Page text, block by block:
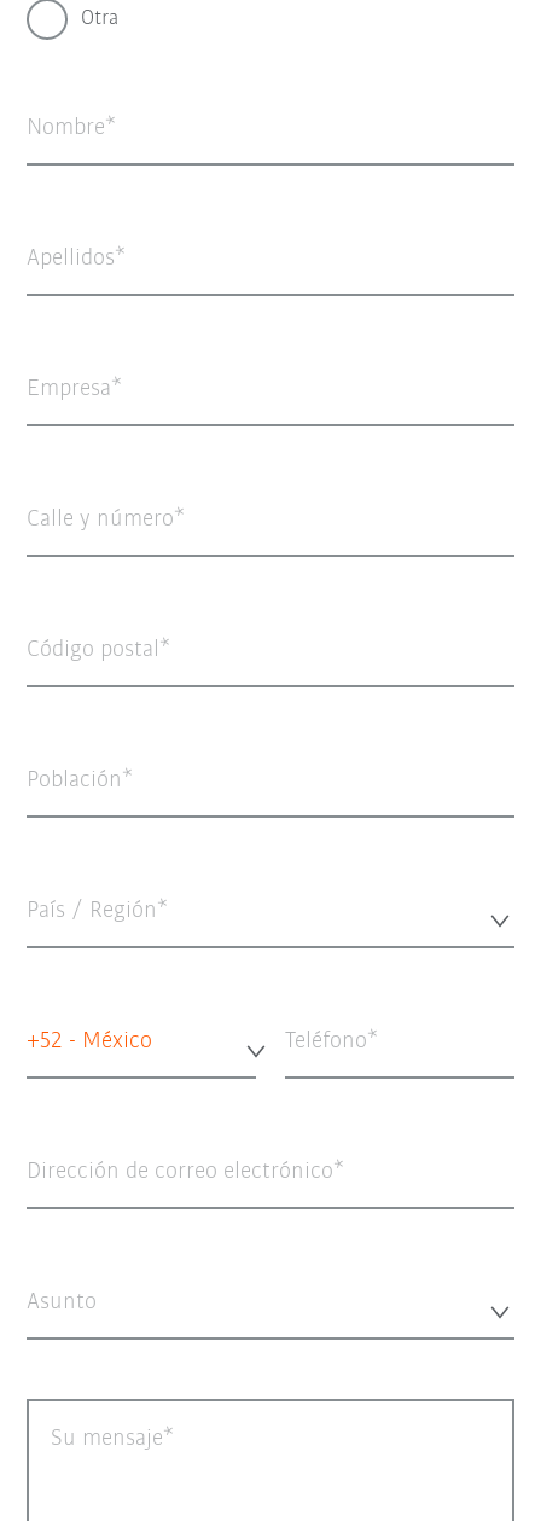
Otra
Nombre
Apellidos
Empresa
Calle y número
Código postal
Población
País / Región*
+52 - México Teléfono
Dirección de correo electrónico
Asunto
Su mensaje